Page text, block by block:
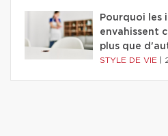
Pourquoi les
envahissent
plus que
STYLE DE VIE